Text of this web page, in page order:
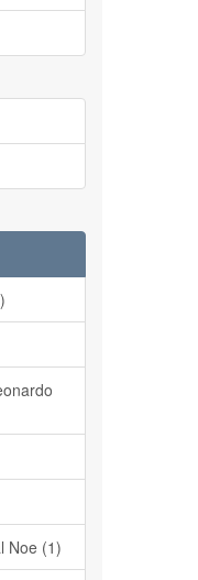
Noe (1)